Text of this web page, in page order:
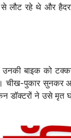
लौट रहे थे और
बाइक को टक्कर
चीख-पुकार सुनकर
ने उसे मृत